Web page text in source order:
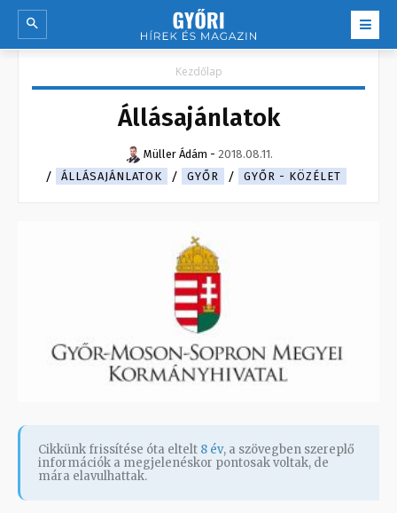
Kezdőlap
Állásajánlatok
Müller Ádám - 2018.08.11.
ÁLLÁSAJÁNLATOK
GYŐR GYŐR - KÖZÉLET
Cikkünk frissítése óta eltelt 8 év, a szövegben szereplő
információk a megjelenéskor pontosak voltak, de
mára elavulhattak.